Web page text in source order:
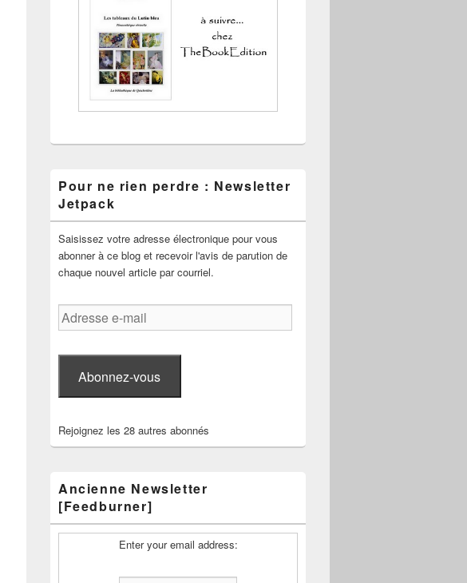
Pour ne rien perdre : Newsletter
Jetpack
Saisissez votre adresse électronique pour vous
abonner à ce blog et recevoir l'avis de parution de
chaque nouvel article par courriel.
Adresse
e-
Abonnez-vous
Rejoignez les 28 autres abonnés
Ancienne Newsletter
[Feedburner]
Enter your email address: